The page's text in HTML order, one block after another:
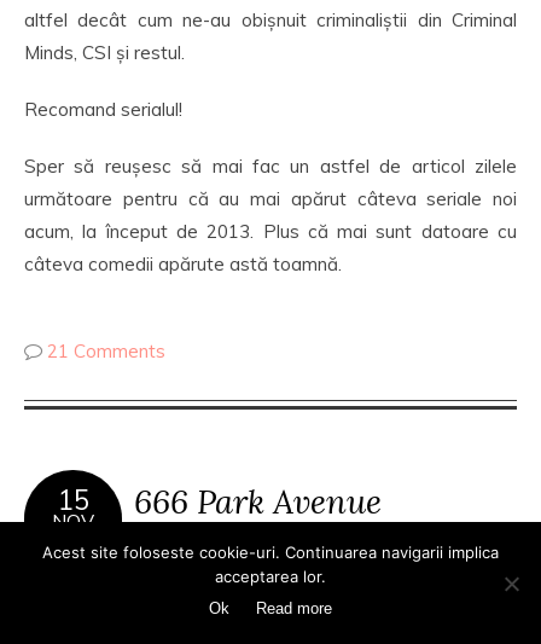
altfel decât cum ne-au obișnuit criminaliștii din Criminal
Minds, CSI și restul.
Recomand serialul!
Sper să reușesc să mai fac un astfel de articol zilele
următoare pentru că au mai apărut câteva seriale noi
acum, la început de 2013. Plus că mai sunt datoare cu
câteva comedii apărute astă toamnă.
21 Comments
15
NOV 666 Park Avenue
Acest site foloseste cookie-uri. Continuarea navigarii implica
acceptarea lor.
Ok Read more